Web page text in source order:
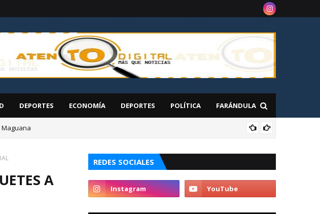
DEPORTES ECONOMÍA DEPORTES POLÍTICA FARÁNDULA
Maguana
diáspora de San Cristóbal en Nueva York
A
REDES SOCIALES